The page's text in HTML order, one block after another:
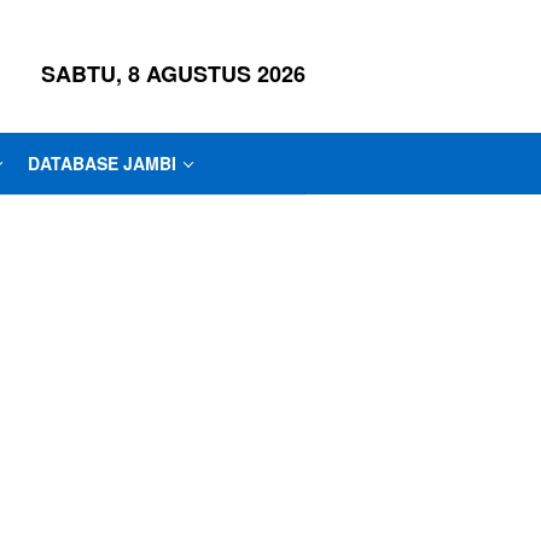
SABTU, 8 AGUSTUS 2026
DATABASE JAMBI